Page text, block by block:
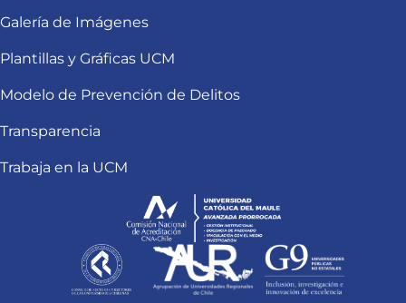
Galería de Imágenes
Plantillas y Gráficas UCM
Modelo de Prevención de Delitos
Transparencia
Trabaja en la UCM